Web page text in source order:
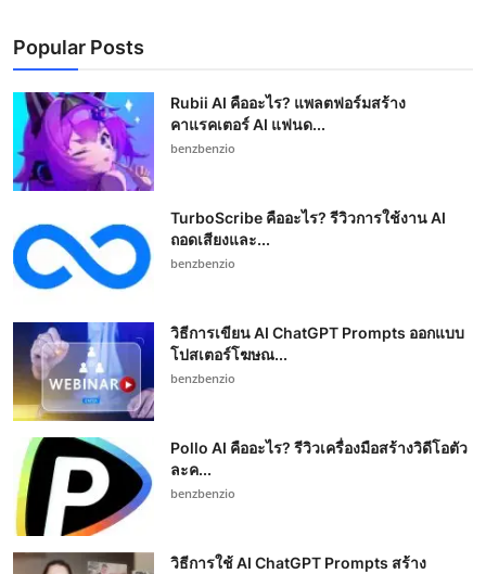
Popular Posts
Rubii AI คืออะไร? แพลตฟอร์มสร้าง
คาแรคเตอร์ AI แฟนด...
benzbenzio
TurboScribe คืออะไร? รีวิวการใช้งาน AI
ถอดเสียงและ...
benzbenzio
วิธีการเขียน AI ChatGPT Prompts ออกแบบ
โปสเตอร์โฆษณ...
benzbenzio
Pollo AI คืออะไร? รีวิวเครื่องมือสร้างวิดีโอตัว
ละค...
benzbenzio
วิธีการใช้ AI ChatGPT Prompts สร้าง